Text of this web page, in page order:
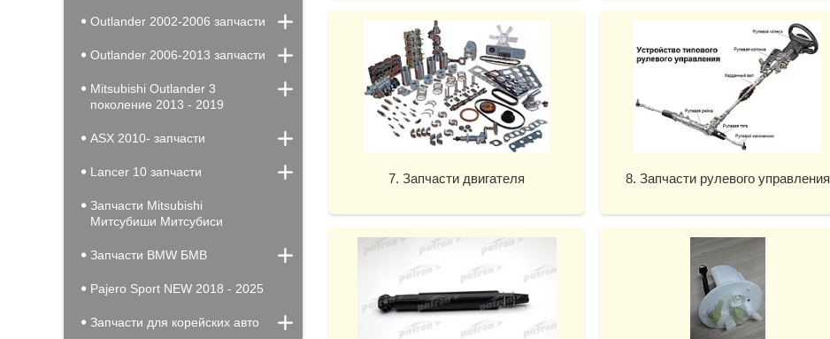
7. Запчасти двигателя 8. Запчасти рулевого управления
Outlander 2002-2006 запчасти
Outlander 2006-2013 запчасти
Mitsubishi Outlander 3
поколение 2013 - 2019
ASX 2010- запчасти
Lancer 10 запчасти
Запчасти Mitsubishi
Митсубиши Митсубиси
Запчасти BMW БМВ
Pajero Sport NEW 2018 - 2025
Запчасти для корейских авто